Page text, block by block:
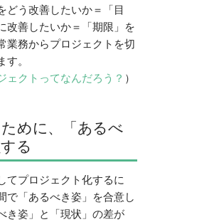
どう改善したいか＝「目
改善したいか＝「期限」を
業務からプロジェクトを切
。
ェクトってなんだろう？ ）
めに、「あるべ
る
てプロジェクト化するに
で「あるべき姿」を合意し
き姿」と「現状」の差が